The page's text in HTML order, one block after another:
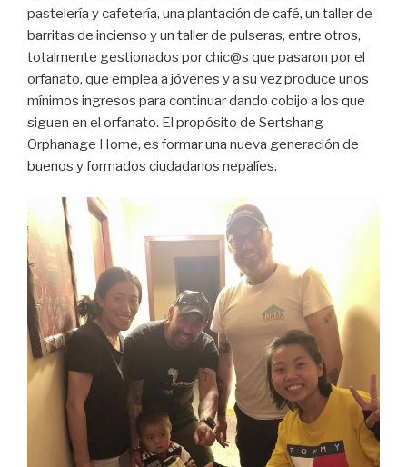
pastelería y cafetería, una plantación de café, un taller de
barritas de incienso y un taller de pulseras, entre otros,
totalmente gestionados por chic@s que pasaron por el
orfanato, que emplea a jóvenes y a su vez produce unos
mínimos ingresos para continuar dando cobijo a los que
siguen en el orfanato. El propósito de Sertshang
Orphanage Home, es formar una nueva generación de
buenos y formados ciudadanos nepalíes.